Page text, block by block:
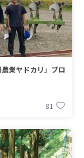
業ヤドカリ」プロ
81